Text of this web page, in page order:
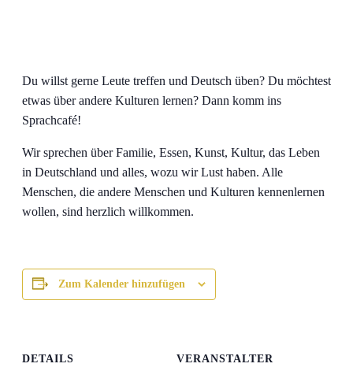
Du willst gerne Leute treffen und Deutsch üben? Du möchtest
etwas über andere Kulturen lernen? Dann komm ins
Sprachcafé!
Wir sprechen über Familie, Essen, Kunst, Kultur, das Leben
in Deutschland und alles, wozu wir Lust haben. Alle
Menschen, die andere Menschen und Kulturen kennenlernen
wollen, sind herzlich willkommen.
Zum Kalender hinzufügen
DETAILS
VERANSTALTER